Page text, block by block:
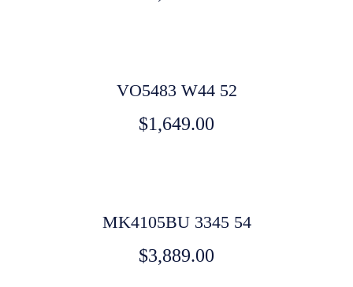
VO5483 W44 52
$1,649.00
MK4105BU 3345 54
$3,889.00